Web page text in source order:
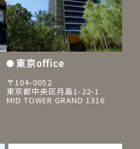
東京office
〒104-0052
東京都中央区月島1-22-1
MID TOWER GRAND 1316